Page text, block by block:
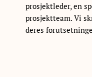
prosjektleder, en
prosjektteam. Vi
deres